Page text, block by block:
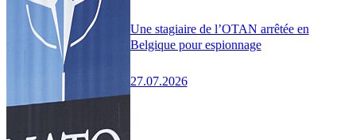
Une stagiaire de l’OTAN arrêtée en
Belgique pour espionnage
27.07.2026